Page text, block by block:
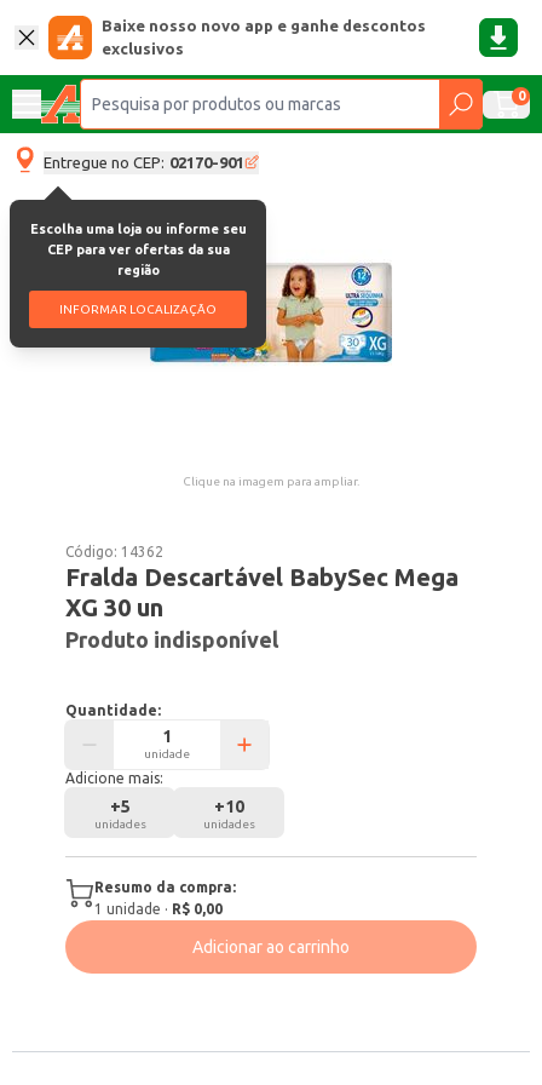
Baixe nosso novo app e ganhe descontos
exclusivos
0
Entregue no CEP: 02170-901
Escolha uma loja ou informe seu
CEP para ver ofertas da sua
região
INFORMAR LOCALIZAÇÃO
Clique na imagem para ampliar.
Código: 14362
Fralda Descartável BabySec Mega
XG 30 un
Produto indisponível
Quantidade:
unidade
Adicione mais:
+5
unidades
+10
unidades
Resumo da compra:
1 unidade · R$ 0,00
Adicionar ao carrinho